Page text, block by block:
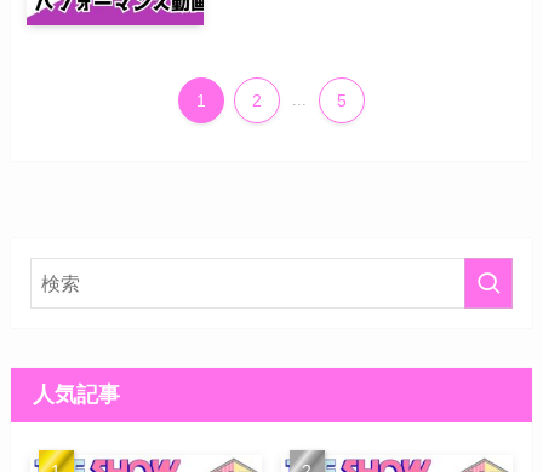
1 2 ... 5
人気記事